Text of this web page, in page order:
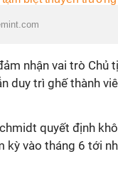
nhận vai trò
duy trì ghế thành
quyết định
kỳ vào tháng 6 tới